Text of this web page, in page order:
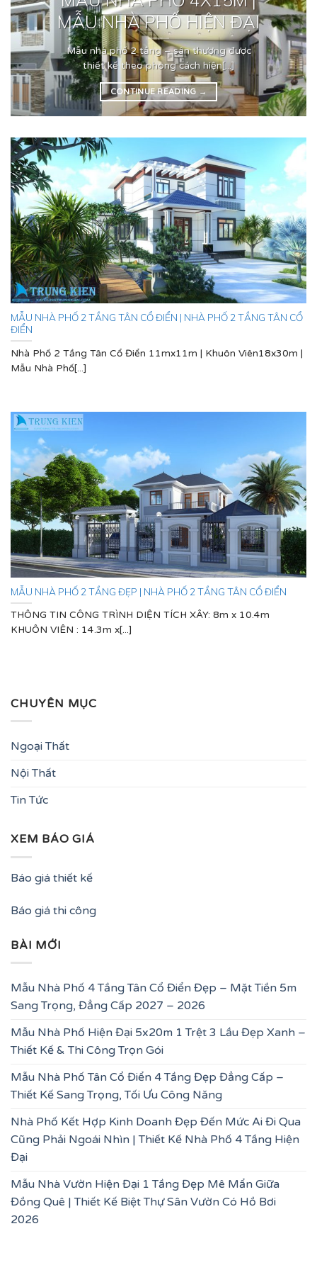
MẪU NHÀ PHỐ HIỆN ĐẠI
Mẫu nhà phố 2 tầng – sân thượng được
thiết kế theo phong cách hiện[...]
CONTINUE READING →
MẪU NHÀ PHỐ 2 TẦNG TÂN CỔ ĐIỂN | NHÀ PHỐ 2 TẦNG TÂN CỔ
ĐIỂN
Nhà Phố 2 Tầng Tân Cổ Điển 11mx11m | Khuôn Viên18x30m |
Mẫu Nhà Phố[...]
MẪU NHÀ PHỐ 2 TẦNG ĐẸP | NHÀ PHỐ 2 TẦNG TÂN CỔ ĐIỂN
THÔNG TIN CÔNG TRÌNH DIỆN TÍCH XÂY: 8m x 10.4m
KHUÔN VIÊN : 14.3m x[...]
CHUYÊN MỤC
Ngoại Thất
Nội Thất
Tin Tức
XEM BÁO GIÁ
Báo giá thiết kế
Báo giá thi công
BÀI MỚI
Mẫu Nhà Phố 4 Tầng Tân Cổ Điển Đẹp – Mặt Tiền 5m
Sang Trọng, Đẳng Cấp 2027 – 2026
Mẫu Nhà Phố Hiện Đại 5x20m 1 Trệt 3 Lầu Đẹp Xanh –
Thiết Kế & Thi Công Trọn Gói
Mẫu Nhà Phố Tân Cổ Điển 4 Tầng Đẹp Đẳng Cấp –
Thiết Kế Sang Trọng, Tối Ưu Công Năng
Nhà Phố Kết Hợp Kinh Doanh Đẹp Đến Mức Ai Đi Qua
Cũng Phải Ngoái Nhìn | Thiết Kế Nhà Phố 4 Tầng Hiện
Đại
Mẫu Nhà Vườn Hiện Đại 1 Tầng Đẹp Mê Mẩn Giữa
Đồng Quê | Thiết Kế Biệt Thự Sân Vườn Có Hồ Bơi
2026